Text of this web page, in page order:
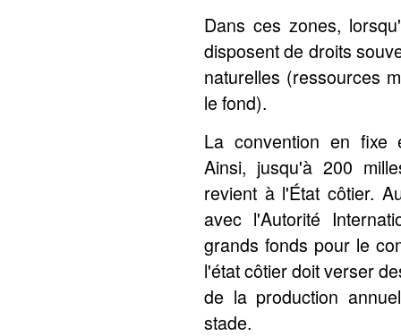
Dans ces zones,
disposent de droits
naturelles (ressources
le fond).
La convention en fixe
Ainsi, jusqu'à 200
revient à l'État côtier.
avec l'Autorité
grands fonds pour le
l'état côtier doit verser
de la production
stade.